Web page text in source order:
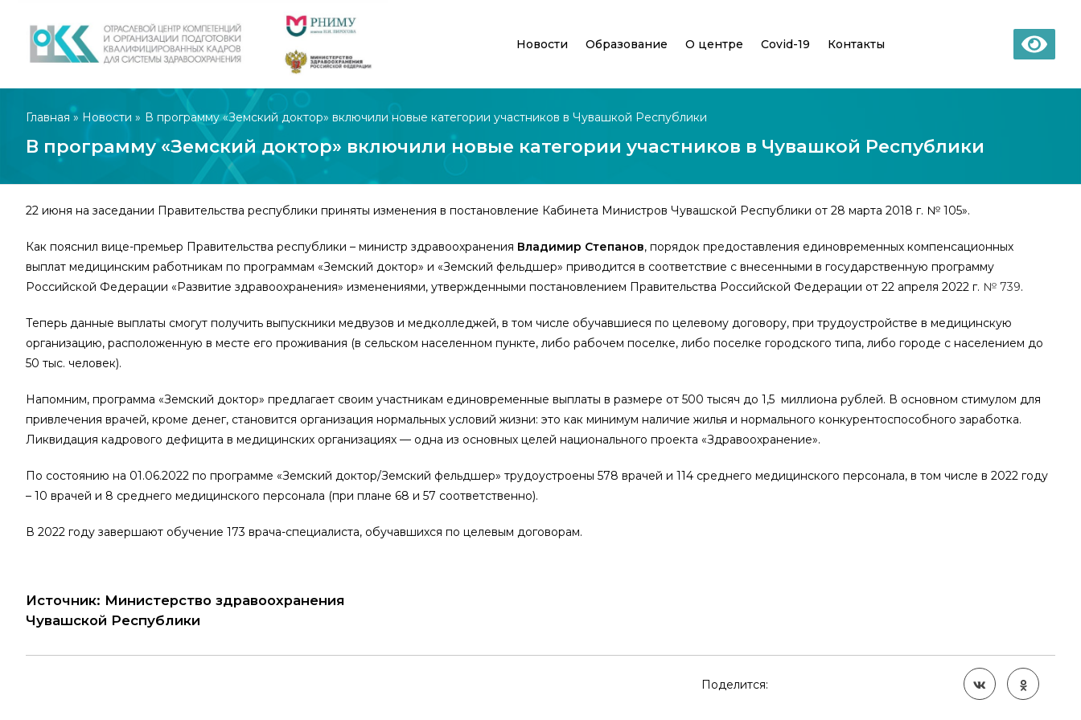
Новости Образование О центре Covid-19 Контакты
Главная » Новости » В программу «Земский доктор» включили новые категории участников в Чувашкой Республики
В программу «Земский доктор» включили новые категории участников в Чувашкой Республики
22 июня на заседании Правительства республики приняты изменения в постановление Кабинета Министров Чувашской Республики от 28 марта 2018 г. № 105».
Как пояснил вице-премьер Правительства республики – министр здравоохранения Владимир Степанов, порядок предоставления единовременных компенсационных
выплат медицинским работникам по программам «Земский доктор» и «Земский фельдшер» приводится в соответствие с внесенными в государственную программу
Российской Федерации «Развитие здравоохранения» изменениями, утвержденными постановлением Правительства Российской Федерации от 22 апреля 2022 г. № 739.
Теперь данные выплаты смогут получить выпускники медвузов и медколледжей, в том числе обучавшиеся по целевому договору, при трудоустройстве в медицинскую
организацию, расположенную в месте его проживания (в сельском населенном пункте, либо рабочем поселке, либо поселке городского типа, либо городе с населением до
50 тыс. человек).
Напомним, программа «Земский доктор» предлагает своим участникам единовременные выплаты в размере от 500 тысяч до 1,5 миллиона рублей. В основном стимулом для
привлечения врачей, кроме денег, становится организация нормальных условий жизни: это как минимум наличие жилья и нормального конкурентоспособного заработка.
Ликвидация кадрового дефицита в медицинских организациях — одна из основных целей национального проекта «Здравоохранение».
По состоянию на 01.06.2022 по программе «Земский доктор/Земский фельдшер» трудоустроены 578 врачей и 114 среднего медицинского персонала, в том числе в 2022 году
– 10 врачей и 8 среднего медицинского персонала (при плане 68 и 57 соответственно).
В 2022 году завершают обучение 173 врача-специалиста, обучавшихся по целевым договорам.
Источник: Министерство здравоохранения
Чувашской Республики
Поделится: